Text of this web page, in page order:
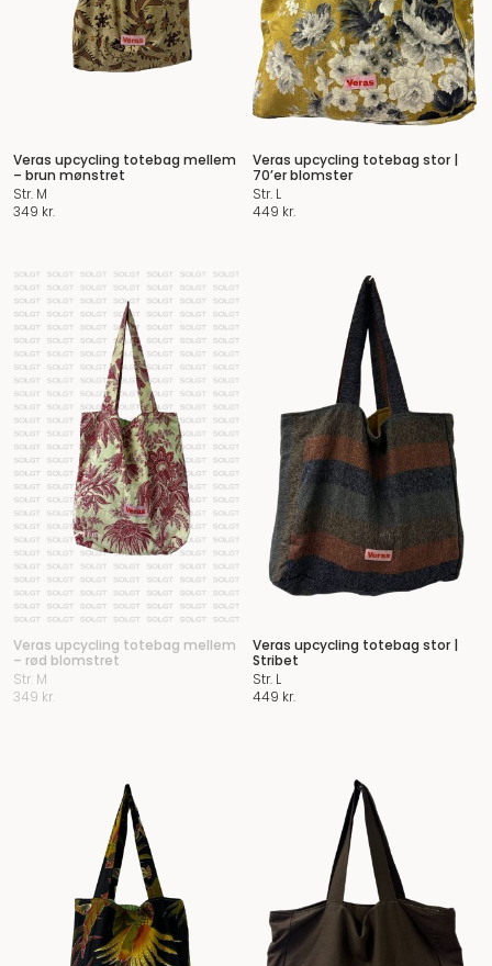
Veras upcycling totebag mellem
– brun mønstret
Str. M
349 kr.
Veras upcycling totebag stor |
70’er blomster
Str. L
449 kr.
Veras upcycling totebag mellem
– rød blomstret
Str. M
349 kr.
Veras upcycling totebag stor |
Stribet
Str. L
449 kr.